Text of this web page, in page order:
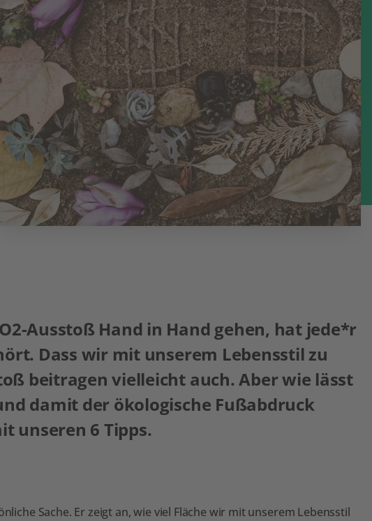
Ausstoß Hand in Hand gehen, hat jede*r
Dass wir mit unserem Lebensstil zu
beitragen vielleicht auch. Aber wie lässt
damit der ökologische Fußabdruck
unseren 6 Tipps.
Sache. Er zeigt an, wie viel Fläche wir mit unserem Lebensstil